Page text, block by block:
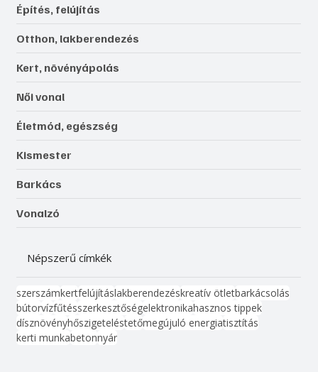
Építés, felújítás
Otthon, lakberendezés
Kert, növényápolás
Női vonal
Életmód, egészség
Kismester
Barkács
Vonalzó
Népszerű címkék
szerszámkertfelújításlakberendezéskreatív ötletbarkácsolás
bútorvízfűtésszerkesztőségelektronikahasznos tippek
dísznövényhőszigeteléstetőmegújuló energiatisztítás
kerti munkabetonnyár